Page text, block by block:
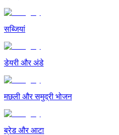
सब्जियां
डेयरी और अंडे
मछली और समुद्री भोजन
ब्रेड और आटा